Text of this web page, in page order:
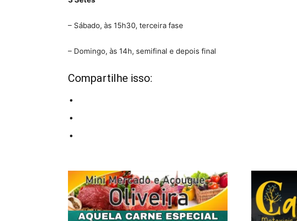
– Sábado, às 15h30, terceira fase
– Domingo, às 14h, semifinal e depois final
Compartilhe isso: